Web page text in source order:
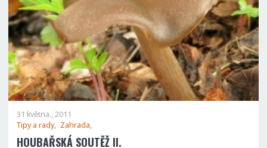
31 května., 2011
Tipy a rady, Zahrada,
HOUBAŘSKÁ SOUTĚŽ II.